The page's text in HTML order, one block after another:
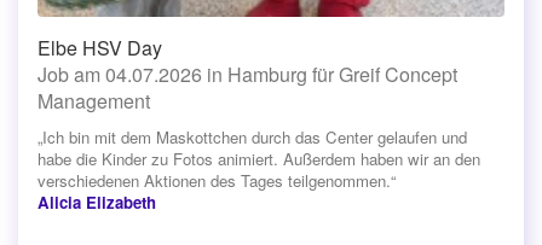
Elbe HSV Day
Job am 04.07.2026 in Hamburg für Greif Concept
Management
„Ich bin mit dem Maskottchen durch das Center gelaufen und
habe die Kinder zu Fotos animiert. Außerdem haben wir an den
verschiedenen Aktionen des Tages teilgenommen.“
Alicia Elizabeth